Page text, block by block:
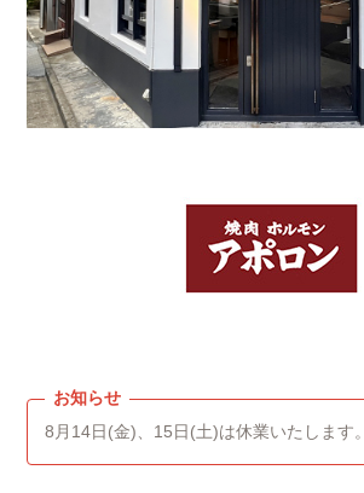
8月14日(金)、15日(土)は休業いたします。